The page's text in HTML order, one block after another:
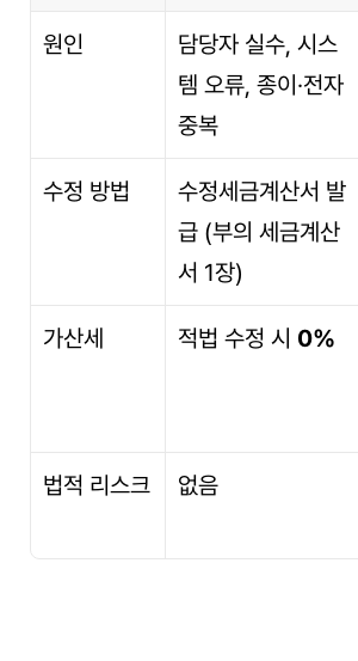
원인
담당자 실수, 시스
템 오류, 종이·전자
중복
수정 방법
수정세금계산서 발
급 (부의 세금계산
서 1장)
가산세 적법 수정 시 0%
법적 리스크 없음